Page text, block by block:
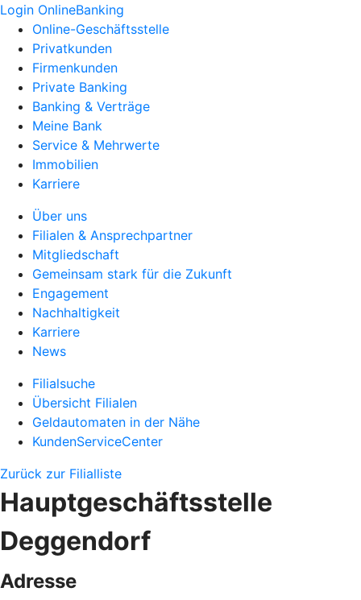
Login OnlineBanking
Online-Geschäftsstelle
Privatkunden
Firmenkunden
Private Banking
Banking & Verträge
Meine Bank
Service & Mehrwerte
Immobilien
Karriere
Über uns
Filialen & Ansprechpartner
Mitgliedschaft
Gemeinsam stark für die Zukunft
Engagement
Nachhaltigkeit
Karriere
News
Filialsuche
Übersicht Filialen
Geldautomaten in der Nähe
KundenServiceCenter
Zurück zur Filialliste
Hauptgeschäftsstelle
Deggendorf
Adresse